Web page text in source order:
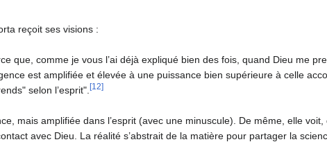
reçoit ses visions :
que, comme je vous l’ai déjà expliqué bien des fois, quand Dieu me
est amplifiée et élevée à une puissance bien supérieure à celle
selon l’esprit". [12]
mais amplifiée dans l’esprit (avec une minuscule). De même, elle
avec Dieu. La réalité s’abstrait de la matière pour partager la